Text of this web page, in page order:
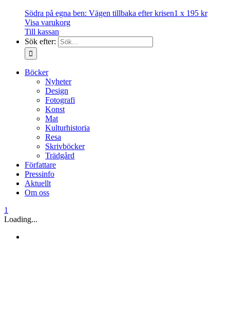
Södra på egna ben: Vägen tillbaka efter krisen1 x 195 kr
Visa varukorg
Till kassan
Sök efter:
Böcker
Nyheter
Design
Fotografi
Konst
Mat
Kulturhistoria
Resa
Skrivböcker
Trädgård
Författare
Pressinfo
Aktuellt
Om oss
1
Loading...